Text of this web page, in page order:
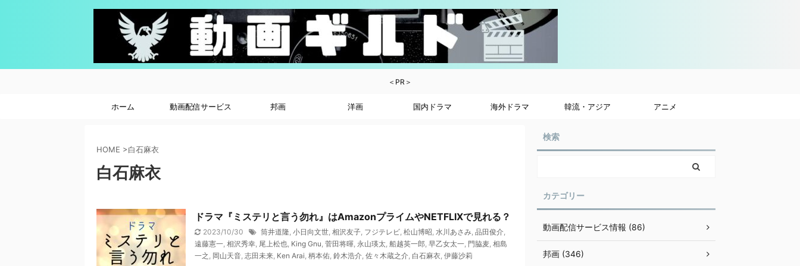
＜PR＞
ホーム 動画配信サービス 邦画 洋画 国内ドラマ 海外ドラマ 韓流・アジア アニメ
HOME >白石麻衣
白石麻衣
ドラマ『ミステリと言う勿れ』はAmazonプライムやNETFLIXで見れる？
2023/10/30 筒井道隆, 小日向文世, 相沢友子, フジテレビ, 松山博昭, 水川あさみ, 品田俊介,
遠藤憲一, 相沢秀幸, 尾上松也, King Gnu, 菅田将暉, 永山瑛太, 船越英一郎, 早乙女太一, 門脇麦, 相島
一之 , 岡山天音, 志田未来, Ken Arai, 柄本佑, 鈴木浩介, 佐々木蔵之介, 白石麻衣, 伊藤沙莉
検索
カテゴリー
動画配信サービス情報 (86)
邦画 (346)